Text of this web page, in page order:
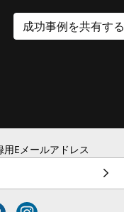
成功事例を共有する
Eメールアドレス